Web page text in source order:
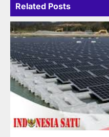
Related Posts